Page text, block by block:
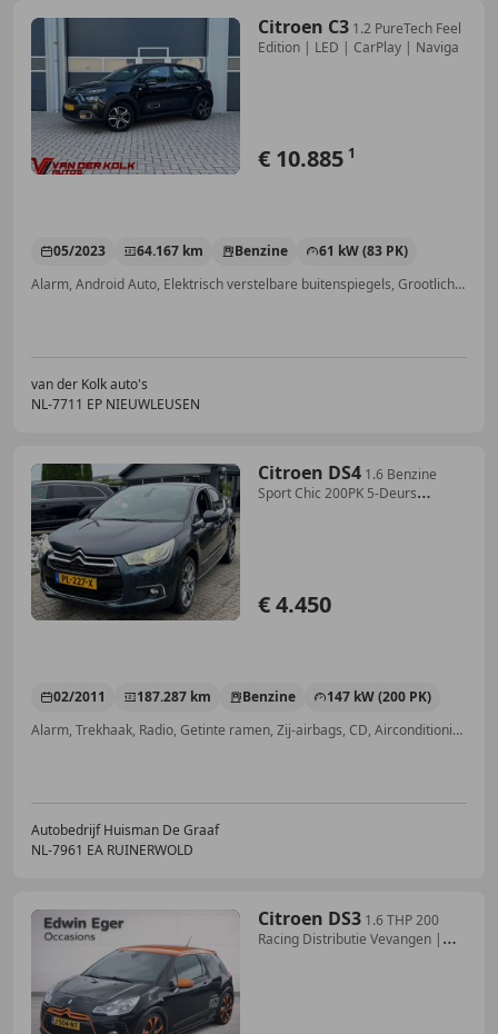
Citroen C3 1.2 PureTech Feel
Edition | LED | CarPlay | Naviga
€ 10.885 1
05/2023 64.167 km Benzine
61 kW (83 PK)
Alarm, Android Auto, Elektrisch verstelbare buitenspiegels, Grootlichtassistent, Navigatiesysteem, Apple CarPlay, Automatische klimaatregeling, Parkeerhulp achter
van der Kolk auto's
NL-7711 EP NIEUWLEUSEN
Citroen DS4 1.6 Benzine
Sport Chic 200PK 5-Deurs
€ 4.450
02/2011 187.287 km Benzine
147 kW (200 PK)
Alarm, Trekhaak, Radio, Getinte ramen, Zij-airbags, CD, Airconditioning, Regensensor
Autobedrijf Huisman De Graaf
NL-7961 EA RUINERWOLD
Citroen DS3 1.6 THP 200
Racing Distributie Vevangen |